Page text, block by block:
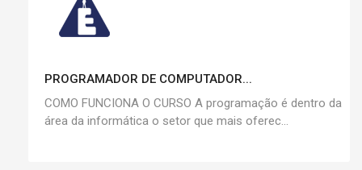
PROGRAMADOR DE COMPUTADOR...
COMO FUNCIONA O CURSO A programação é dentro da
área da informática o setor que mais oferec...